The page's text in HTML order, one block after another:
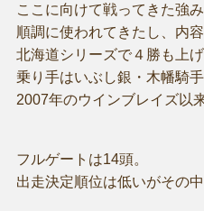
ここに向けて戦ってきた強み
順調に使われてきたし、内容
北海道シリーズで４勝も上
乗り手はいぶし銀・木幡騎手
2007年のウインブレイズ以
フルゲートは14頭。
出走決定順位は低いがその